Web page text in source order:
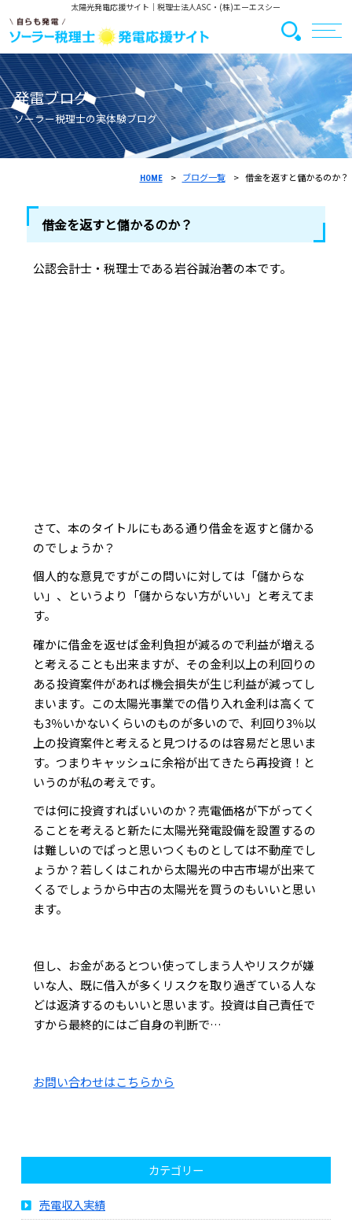
太陽光発電応援サイト ｜税理士法人ASC・(株)エーエスシー
発電ブログ
ソーラー税理士の実体験ブログ
HOME ブログ一覧 借金を返すと儲かるのか？
借金を返すと儲かるのか？
公認会計士・税理士である岩谷誠治著の本です。
さて、本のタイトルにもある通り借金を返すと儲かる
のでしょうか？
個人的な意見ですがこの問いに対しては「儲からな
い」、というより「儲からない方がいい」と考えてま
す。
確かに借金を返せば金利負担が減るので利益が増える
と考えることも出来ますが、その金利以上の利回りの
ある投資案件があれば機会損失が生じ利益が減ってし
まいます。この太陽光事業での借り入れ金利は高くて
も3％いかないくらいのものが多いので、利回り3％以
上の投資案件と考えると見つけるのは容易だと思いま
す。つまりキャッシュに余裕が出てきたら再投資！と
いうのが私の考えです。
では何に投資すればいいのか？売電価格が下がってく
ることを考えると新たに太陽光発電設備を設置するの
は難しいのでぱっと思いつくものとしては不動産でし
ょうか？若しくはこれから太陽光の中古市場が出来て
くるでしょうから中古の太陽光を買うのもいいと思い
ます。
但し、お金があるとつい使ってしまう人やリスクが嫌
いな人、既に借入が多くリスクを取り過ぎている人な
どは返済するのもいいと思います。投資は自己責任で
すから最終的にはご自身の判断で…
お問い合わせはこちらから
カテゴリー
売電収入実績